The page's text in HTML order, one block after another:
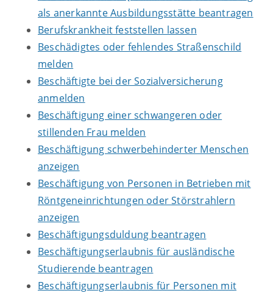
als anerkannte Ausbildungsstätte beantragen
Berufskrankheit feststellen lassen
Beschädigtes oder fehlendes Straßenschild
melden
Beschäftigte bei der Sozialversicherung
anmelden
Beschäftigung einer schwangeren oder
stillenden Frau melden
Beschäftigung schwerbehinderter Menschen
anzeigen
Beschäftigung von Personen in Betrieben mit
Röntgeneinrichtungen oder Störstrahlern
anzeigen
Beschäftigungsduldung beantragen
Beschäftigungserlaubnis für ausländische
Studierende beantragen
Beschäftigungserlaubnis für Personen mit